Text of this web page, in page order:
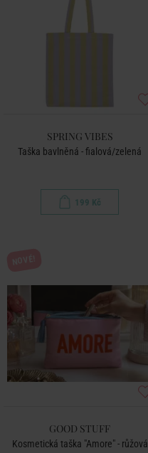
SPRING VIBES
Taška bavlněná - fialová/zelená
199 Kč
GOOD STUFF
Kosmetická taška "Amore" - růžová